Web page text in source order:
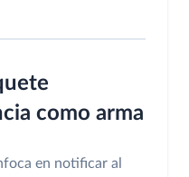
como arma
en notificar al